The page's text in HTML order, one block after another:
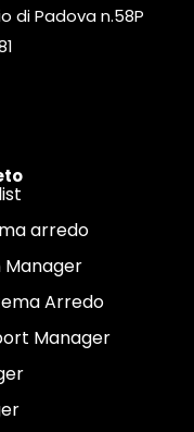
di Padova n.58P
arredo
Manager
Arredo
Manager